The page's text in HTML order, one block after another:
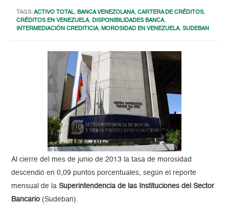
TAGS:ACTIVO TOTAL,BANCA VENEZOLANA,CARTERA DE CRÉDITOS,
CRÉDITOS EN VENEZUELA,DISPONIBILIDADES BANCA,
INTERMEDIACIÓN CREDITICIA,MOROSIDAD EN VENEZUELA,SUDEBAN
Al cierre del mes de junio de 2013 la tasa de morosidad
descendió en 0,09 puntos porcentuales, según el reporte
mensual de la Superintendencia de las Instituciones del Sector
Bancario (Sudeban).